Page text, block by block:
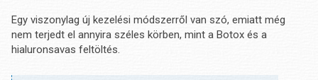
Egy viszonylag új kezelési módszerről van szó, emiatt még
nem terjedt el annyira széles körben, mint a Botox és a
hialuronsavas feltöltés.